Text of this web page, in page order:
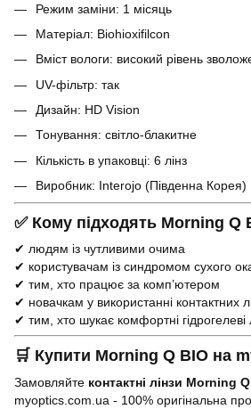
Режим заміни: 1 місяць
Матеріал: Biohioxifilcon
Вміст вологи: високий рівень
UV-фільтр: так
Дизайн: HD Vision
Тонування: світло-блакитне
Кількість в упаковці: 6 лінз
Виробник: Interojo (Південна Корея)
✅ Кому підходять Morning Q
✔ людям із чутливими очима
✔ користувачам із синдромом сухого
✔ тим, хто працює за комп’ютером
✔ новачкам у використанні контактних
✔ тим, хто шукає комфортні гідрогелеві
🛒 Купити Morning Q BIO на
Замовляйте контактні лінзи Morning
myoptics.com.ua - 100% оригінальна